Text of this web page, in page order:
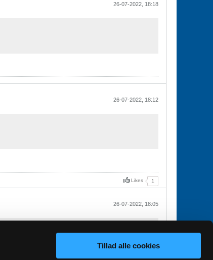
Tillad alle cookies
26-07-2022, 18:18
26-07-2022, 18:12
Likes 1
26-07-2022, 18:05